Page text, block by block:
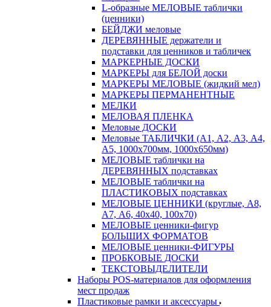
L-образные МЕЛОВЫЕ таблички
(ценники)
БЕЙДЖИ меловые
ДЕРЕВЯННЫЕ держатели и
подставки для ценников и табличек
МАРКЕРНЫЕ ДОСКИ
МАРКЕРЫ для БЕЛОЙ доски
МАРКЕРЫ МЕЛОВЫЕ (жидкий мел)
МАРКЕРЫ ПЕРМАНЕНТНЫЕ
МЕЛКИ
МЕЛОВАЯ ПЛЕНКА
Меловые ДОСКИ
Меловые ТАБЛИЧКИ (А1, А2, А3, А4,
А5, 1000х700мм, 1000х650мм)
МЕЛОВЫЕ таблички на
ДЕРЕВЯННЫХ подставках
МЕЛОВЫЕ таблички на
ПЛАСТИКОВЫХ подставках
МЕЛОВЫЕ ЦЕННИКИ (круглые, А8,
А7, А6, 40х40, 100х70)
МЕЛОВЫЕ ценники-фигур
БОЛЬШИХ ФОРМАТОВ
МЕЛОВЫЕ ценники-ФИГУРЫ
ПРОБКОВЫЕ ДОСКИ
ТЕКСТОВЫДЕЛИТЕЛИ
Наборы POS-материалов для оформления
мест продаж
Пластиковые рамки и аксессуары